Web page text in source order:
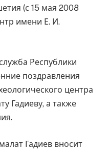
(с 15 мая 2008
имени Е. И.
Республики
поздравления
центра
Гадиеву, а также
Гадиев вносит